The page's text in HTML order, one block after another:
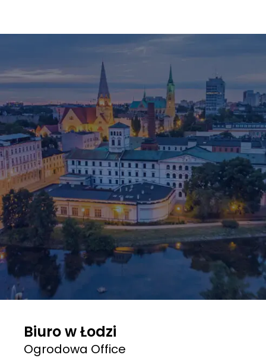
Biuro w Łodzi
Ogrodowa Office